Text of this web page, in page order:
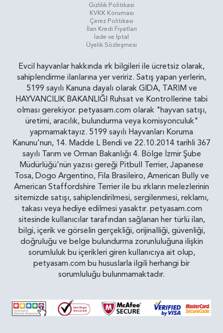
Gizlilik Politikasi
KVKK Koruması
Çerez Politikası
İlan Kredi Fiyatları
İade ve İptal
Üyelik Sözleşmesi
Evcil hayvanlar hakkında ırk bilgileri ile ücretsiz olarak,
sahiplendirme ilanlarına yer veririz. Satış yapan yerlerin,
5199 sayılı Kanuna dayalı olarak GIDA, TARIM ve
HAYVANCILIK BAKANLIĞI Ruhsat ve Kontrollerine tabi
olması gerekiyor. petyasam.com olarak "hayvan satışı,
üretimi, aracılık, bulundurma veya komisyonculuk"
yapmamaktayız. 5199 sayılı Hayvanları Koruma
Kanunu'nun, 14. Madde L Bendi ve 22.10.2014 tarihli 367
sayılı Tarım ve Orman Bakanlığı 4. Bölge İzmir Şube
Müdürlüğü'nün yazısı gereği Pitbull Terrier, Japanese
Tosa, Dogo Argentino, Fila Brasileiro, American Bully ve
American Staffordshire Terrier ile bu ırkların melezlerinin
sitemizde satışı, sahiplendirilmesi, sergilenmesi, reklamı,
takası veya hediye edilmesi yasaktır. petyasam.com
sitesinde kullanıcılar tarafından sağlanan her türlü ilan,
bilgi, içerik ve görselin gerçekliği, orijinalliği, güvenliği,
doğruluğu ve belge bulundurma zorunluluğuna ilişkin
sorumluluk bu içerikleri giren kullanıcıya ait olup,
petyasam.com bu hususlarla ilgili herhangi bir
sorumluluğu bulunmamaktadır.